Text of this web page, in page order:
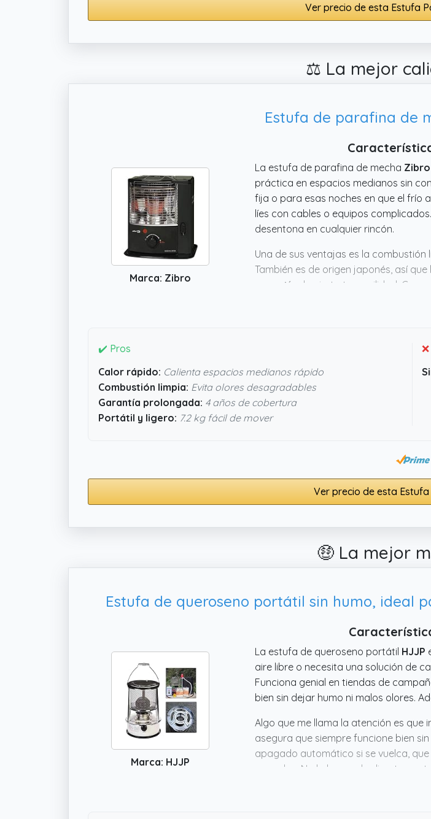
Ver precio de esta Estufa
⚖️ La mejor
Estufa de parafina de
Marca: Zibro
La estufa de parafina de mecha Zibro
práctica en espacios medianos sin
fija o para esas noches en que el frío
líes con cables o equipos
desentona en cualquier rincón.
Una de sus ventajas es la
También es de origen japonés, así
garantía
da cierta tranquilidad. Con
✔️ Pros
Calor rápido: Calienta espacios medianos rápido
Combustión limpia: Evita olores desagradables
Garantía prolongada: 4 años de cobertura
Portátil y ligero: 7.2 kg fácil de mover
Ver precio de esta
🤑 La mejor
Estufa de queroseno portátil sin humo, ideal
Marca: HJJP
La estufa de queroseno portátil HJJP
aire libre o necesita una solución de
Funciona genial en tiendas de
bien sin dejar humo ni malos olores.
Algo que me llama la atención es que
asegura que siempre funcione bien
apagado automático si se vuelca,
cerrados. No la he usado